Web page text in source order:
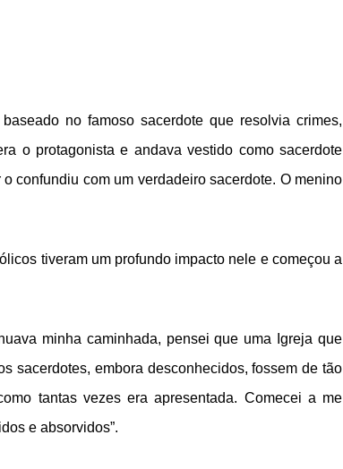
no famoso sacerdote que resolvia crimes,
o protagonista e andava vestido como sacerdote
confundiu com um verdadeiro sacerdote. O menino
tiveram um profundo impacto nele e começou a
minha caminhada, pensei que uma Igreja que
sacerdotes, embora desconhecidos, fossem de tão
tantas vezes era apresentada. Comecei a me
e absorvidos”.